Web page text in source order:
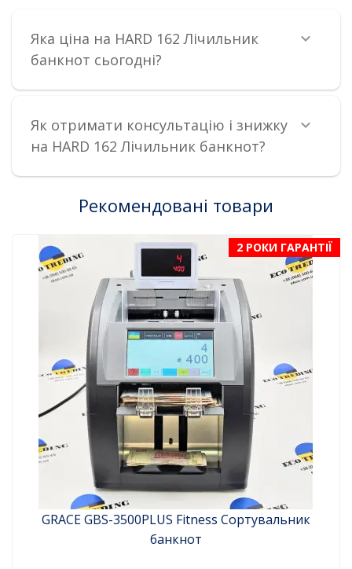
Яка ціна на HARD 162 Лічильник
банкнот сьогодні?
Як отримати консультацію і знижку
на HARD 162 Лічильник банкнот?
Рекомендовані товари
2 РОКИ ГАРАНТІЇ
GRACE GBS-3500PLUS Fitness Сортувальник
банкнот